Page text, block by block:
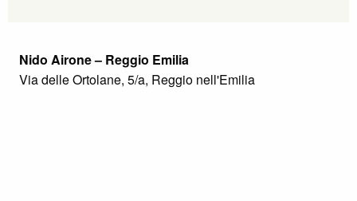
Nido Airone – Reggio Emilia
Via delle Ortolane, 5/a, Reggio nell'Emilia